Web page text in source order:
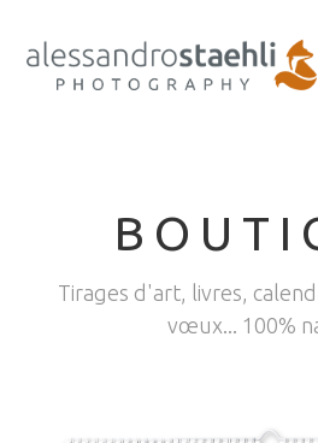
Tirages d'art, livres,
vœux... 100%
Calendrier photo nature 2026